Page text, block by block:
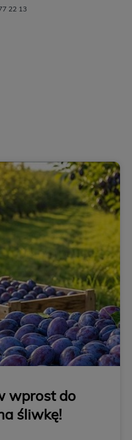
22 13
wprost do
śliwkę!